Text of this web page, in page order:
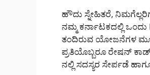
ಹೌದು ಸ್ನೇಹಿತರೆ,
ನಮ್ಮ ಕರ್ನಾಟಕದಲ್ಲಿ
ತಂದಿರುವ ಯೋಜನೆಗಳ
ಪ್ರತಿಯೊಬ್ಬರೂ ರೇಷನ್
ನಲ್ಲಿ ಸದಸ್ಯರ ಸೇರ್ಪಡೆ